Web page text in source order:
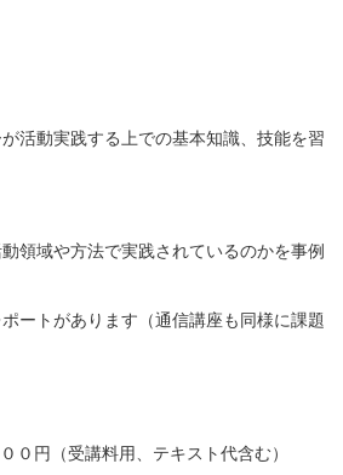
活動実践する上での基本知識、技能を習
領域や方法で実践されているのかを事例
ートがあります（通信講座も同様に課題
０円（受講料用、テキスト代含む）